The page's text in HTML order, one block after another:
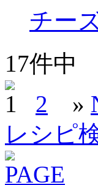
チー
17件中
1 2 »
レシピ